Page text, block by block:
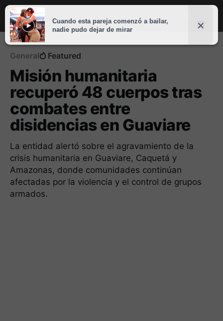
General Featured
Misión humanitaria
recuperó 48 cuerpos tras
combates entre
disidencias en Guaviare
La entidad alertó sobre el agravamiento de la
crisis humanitaria en Guaviare, Caquetá y
Amazonas, donde comunidades continúan
afectadas por la violencia y el control de grupos
armados.